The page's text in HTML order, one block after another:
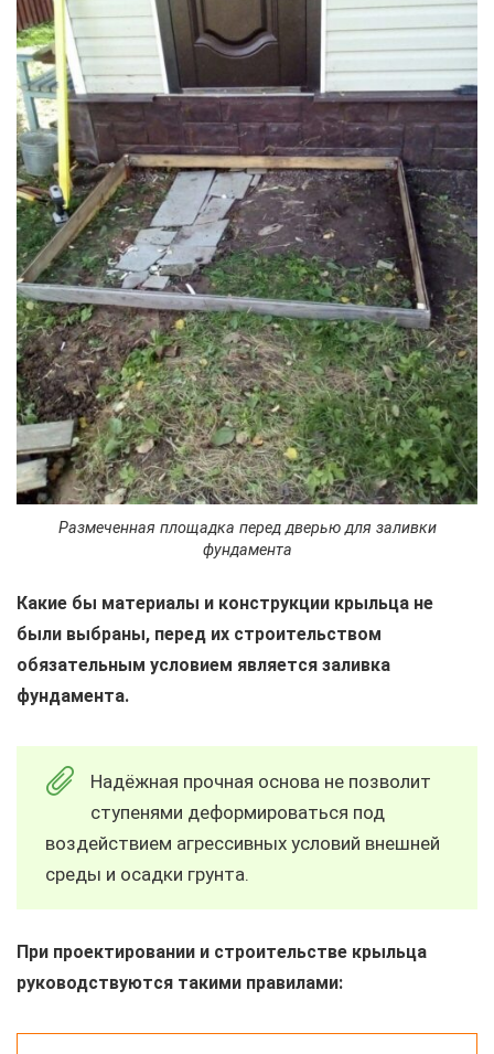
Размеченная площадка перед дверью для заливки
фундамента
Какие бы материалы и конструкции крыльца не
были выбраны, перед их строительством
обязательным условием является заливка
фундамента.
Надёжная прочная основа не позволит
ступенями деформироваться под
воздействием агрессивных условий внешней
среды и осадки грунта.
При проектировании и строительстве крыльца
руководствуются такими правилами: